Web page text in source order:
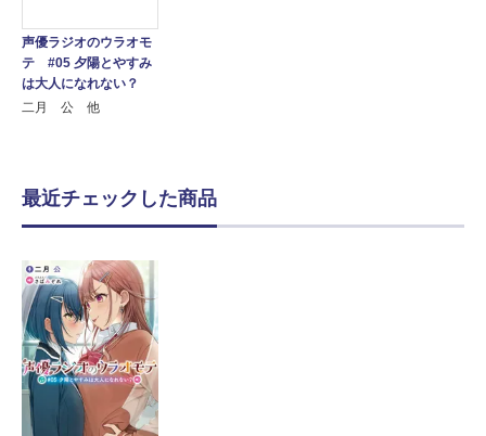
声優ラジオのウラオモ
テ #05 夕陽とやすみ
は大人になれない？
二月 公 他
最近チェックした商品